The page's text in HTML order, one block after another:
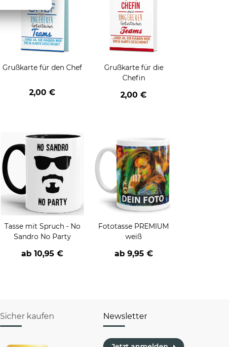
Grußkarte für den Chef
2,00 €
Grußkarte für die
Chefin
2,00 €
Tasse mit Spruch - No
Sandro No Party
ab10,95 €
Fototasse PREMIUM
weiß
ab 9,95 €
Sicher kaufen Newsletter